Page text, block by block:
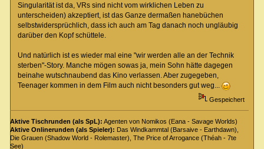
Singularität ist da, VRs sind nicht vom wirklichen Leben zu
unterscheiden) akzeptiert, ist das Ganze dermaßen hanebüchen
selbstwidersprüchlich, dass ich auch am Tag danach noch ungläubig
darüber den Kopf schüttele.
Und natürlich ist es wieder mal eine "wir werden alle an der Technik
sterben"-Story. Manche mögen sowas ja, mein Sohn hätte dagegen
beinahe wutschnaubend das Kino verlassen. Aber zugegeben,
Teenager kommen in dem Film auch nicht besonders gut weg...
Gespeichert
Aktive Tischrunden (als SpL): Agenten von Nomikos (Eana - Savage Worlds)
Aktive Onlinerunden (als Spieler): Das Windkammtal (Barsaive - Earthdawn),
Die Grauen (Shadow World - Rolemaster), The Price of Arrogance (Théah - 7te
See)